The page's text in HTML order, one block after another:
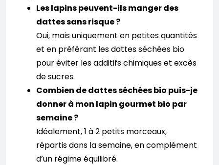
Les lapins peuvent-ils manger des
dattes sans risque ?
Oui, mais uniquement en petites quantités
et en préférant les dattes séchées bio
pour éviter les additifs chimiques et excès
de sucres.
Combien de dattes séchées bio puis-je
donner à mon lapin gourmet bio par
semaine ?
Idéalement, 1 à 2 petits morceaux,
répartis dans la semaine, en complément
d’un régime équilibré.